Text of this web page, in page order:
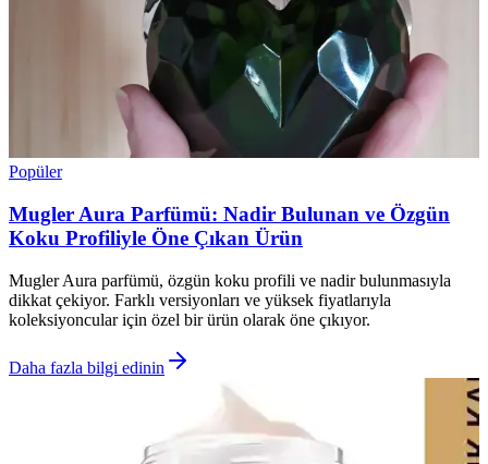
Popüler
Mugler Aura Parfümü: Nadir Bulunan ve Özgün
Koku Profiliyle Öne Çıkan Ürün
Mugler Aura parfümü, özgün koku profili ve nadir bulunmasıyla
dikkat çekiyor. Farklı versiyonları ve yüksek fiyatlarıyla
koleksiyoncular için özel bir ürün olarak öne çıkıyor.
Daha fazla bilgi edinin